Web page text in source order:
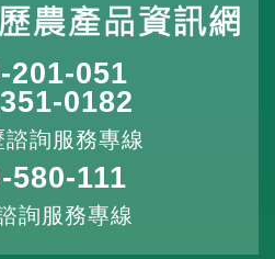
201-051
0182
諮詢服務專線
580-111
詢服務專線